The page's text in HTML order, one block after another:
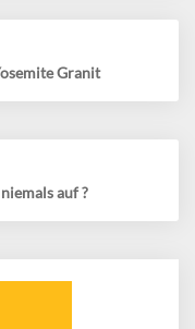
Granit
auf ?